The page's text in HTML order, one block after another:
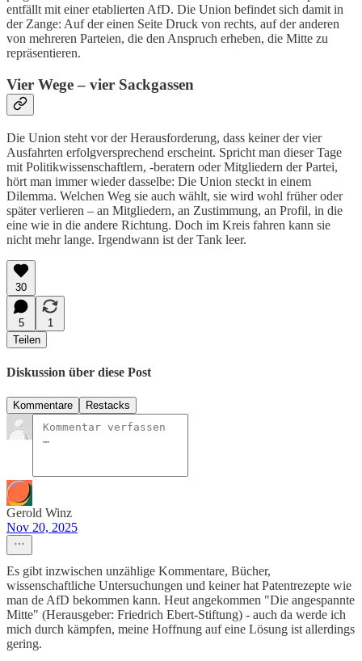
entfällt mit einer etablierten AfD. Die Union befindet sich damit in
der Zange: Auf der einen Seite Druck von rechts, auf der anderen
von mehreren Parteien, die den Anspruch erheben, die Mitte zu
repräsentieren.
Vier Wege – vier Sackgassen
Die Union steht vor der Herausforderung, dass keiner der vier
Ausfahrten erfolgversprechend erscheint. Spricht man dieser Tage
mit Politikwissenschaftlern, -beratern oder Mitgliedern der Partei,
hört man immer wieder dasselbe: Die Union steckt in einem
Dilemma. Welchen Weg sie auch wählt, sie wird wohl früher oder
später verlieren – an Mitgliedern, an Zustimmung, an Profil, in die
eine wie in die andere Richtung. Doch im Kreis fahren kann sie
nicht mehr lange. Irgendwann ist der Tank leer.
30
5
1
Teilen
Diskussion über diese Post
Kommentare Restacks
Gerold Winz
Nov 20, 2025
Es gibt inzwischen unzählige Kommentare, Bücher,
wissenschaftliche Untersuchungen und keiner hat Patentrezepte wie
man de AfD bekommen kann. Heut angekommen "Die angespannte
Mitte" (Herausgeber: Friedrich Ebert-Stiftung) - auch da werde ich
mich durch kämpfen, meine Hoffnung auf eine Lösung ist allerdings
gering.